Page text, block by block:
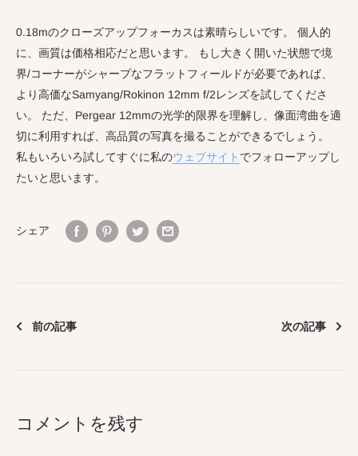
0.18mのクローズアップフォーカスは素晴らしいです。 個人的
に、画質は価格相応だと思います。 もし大きく開いた状態で境
界/コーナーがシャープなフラットフィールドが必要であれば、
より高価なSamyang/Rokinon 12mm f/2レンズを試してくださ
い。 ただ、 Pergear 12mmの光学的限界を理解し、像面湾曲を適
切に利用すれば、高品質の写真を撮ることができるでしょう。
私もいろいろ試してすぐに私のウェブサイト でフォローアップし
たいと思います。
シェア
前の記事 次の記事
コメントを残す